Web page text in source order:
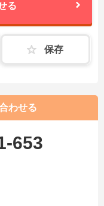
る
保存
わせる
653